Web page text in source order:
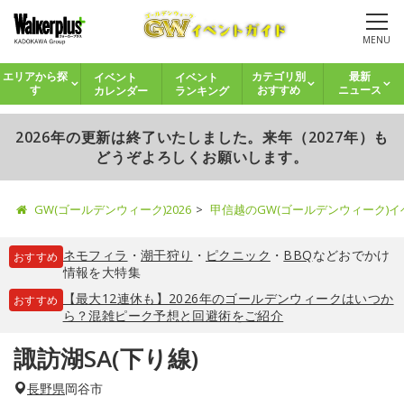
MENU
エリアから探
す
イベント
カレンダー
イベント
ランキング
カテゴリ別
おすすめ
最新
ニュース
2026年の更新は終了いたしました。来年（2027年）も
どうぞよろしくお願いします。
GW(ゴールデンウィーク)2026 甲信越のGW(ゴールデンウィーク)
おすすめ ネモフィラ ・ 潮干狩り ・ ピクニック ・ BBQなどおでかけ
情報を大特集
おすすめ
【最大12連休も】2026年のゴールデンウィークはいつか
ら？混雑ピーク予想と回避術をご紹介
諏訪湖SA(下り線)
長野県岡谷市